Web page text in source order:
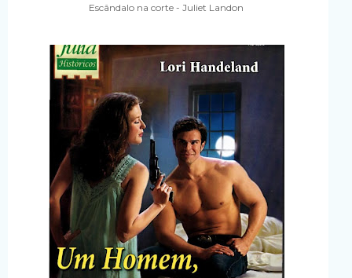
Escândalo na corte - Juliet Landon